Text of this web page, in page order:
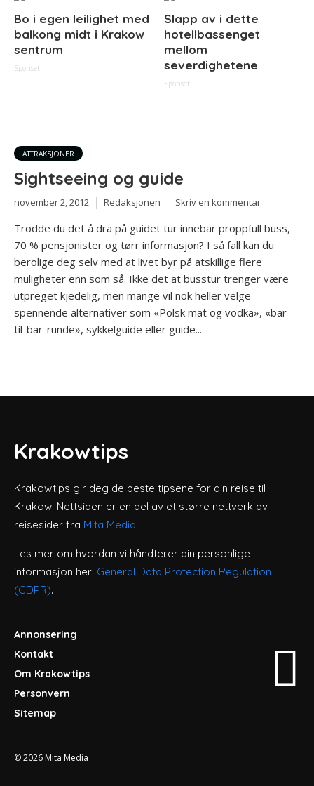
Bo i egen leilighet med
balkong midt i Krakow
sentrum
Sponset
Slapp av i dette
hotellbassenget
mellom
severdighetene
Sponset
ATTRAKSJONER
Sightseeing og guide
november 2, 2012 Redaksjonen Skriv en kommentar
Trodde du det å dra på guidet tur innebar proppfull buss,
70 % pensjonister og tørr informasjon? I så fall kan du
berolige deg selv med at livet byr på atskillige flere
muligheter enn som så. Ikke det at busstur trenger være
utpreget kjedelig, men mange vil nok heller velge
spennende alternativer som «Polsk mat og vodka», «bar-
til-bar-runde», sykkelguide eller guide...
Krakowtips
Krakowtips gir deg de beste tipsene for din reise til
Krakow. Nettsiden er en del av et større nettverk av
reisesider fra Mita Media.
Les mer om hvordan vi håndterer din personlige
informasjon her: General Data Protection Regulation
(GDPR).
Annonsering
Kontakt
Om Krakowtips
Personvern
Sitemap
© 2026 Mita Media